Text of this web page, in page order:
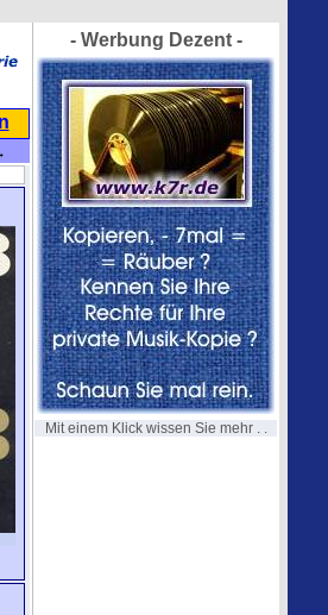
- Werbung Dezent -
Mit einem Klick wissen Sie mehr . .